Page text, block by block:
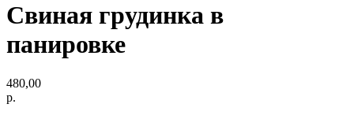
Свиная грудинка в
панировке
480,00
р.